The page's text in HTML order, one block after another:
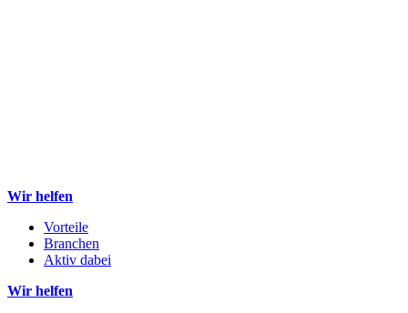
Wir helfen
Vorteile
Branchen
Aktiv dabei
Wir helfen